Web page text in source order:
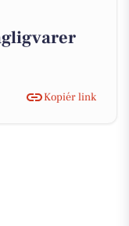
Kopiér link